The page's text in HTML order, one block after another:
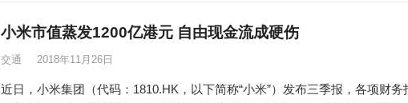
小米市值蒸发1200亿港元 自由现金流成硬伤
交通 2018年11月26日
近日，小米集团（代码：1810.HK，以下简称“小米”）发布三季报，各项财务